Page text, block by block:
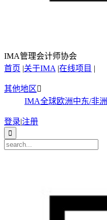
IMA管理会计师协会
首页 |关于IMA |在线项目 |
其他地区
IMA全球欧洲中东/非洲
登录|注册
